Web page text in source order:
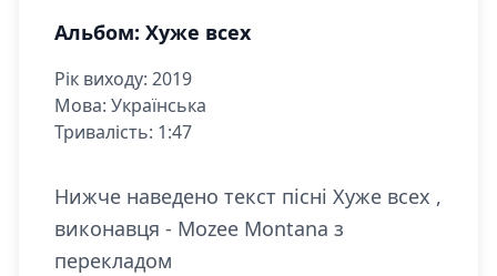
Альбом: Хуже всех
Рік виходу: 2019
Мова: Українська
Тривалість: 1:47
Нижче наведено текст пісні Хуже всех ,
виконавця - Mozee Montana з
перекладом